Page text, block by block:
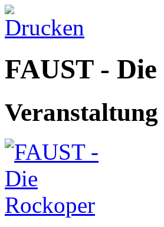
FAUST -
Veranstaltung